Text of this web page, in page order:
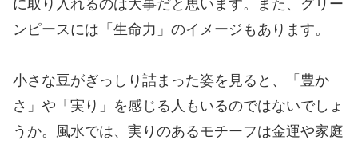
に取り入れるのは大事だと思います。また、グリー
ンピースには「生命力」のイメージもあります。
小さな豆がぎっしり詰まった姿を見ると、「豊か
さ」や「実り」を感じる人もいるのではないでしょ
うか。風水では、実りのあるモチーフは金運や家庭